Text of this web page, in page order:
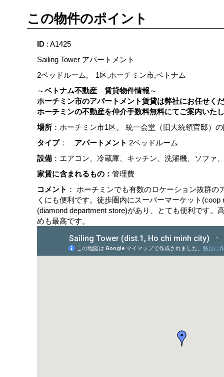
この物件のポイント
ID : A1425
Sailing Tower アパートメント
2ベッドルーム, 1区,ホーチミン市,ベトナム
～ベトナム不動産 賃貸物件情報 ～
ホーチミン市のアパートメント賃貸は弊社にお任せくだ
ホーチミンの不動産を仲介手数料無料にてご案内いたし
場所 ：ホーチミン市1区。 統一会堂（旧大統領官邸）
タイプ： アパートメント 2ベッドルーム
設備：エアコン、冷蔵庫、キッチン、洗濯機、ソファ
家賃に含まれるもの： 管理費
コメント ： ホーチミンでも有数のロケーション抜群
くにも便利です。徒歩圏内にスーパーマーケット
(diamond department store)があり、とても便利です。
めも最高です。